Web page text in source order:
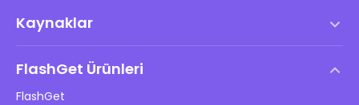
Son Kullanıcı Lisans Anlaşması
DMCA Politikası
Gizlilik Politikası
Kaynaklar
FlashGet Ürünleri
FlashGet